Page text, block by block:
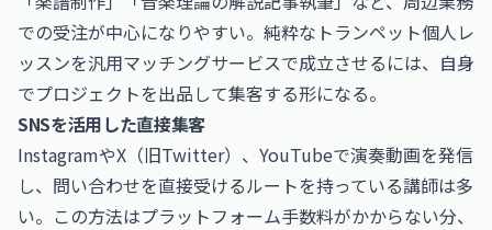
での受注が中心になりやすい。純粋なトランペット個人レ
ッスンを汎用マッチングサービスで成立させるには、自身
でプロジェクトを出品して集客する形になる。
SNSを活用した直接集客
InstagramやX（旧Twitter）、YouTubeで演奏動画を発信
し、問い合わせを直接受けるルートを持っている講師は多
い。この方法はプラットフォーム手数料がかからない分、